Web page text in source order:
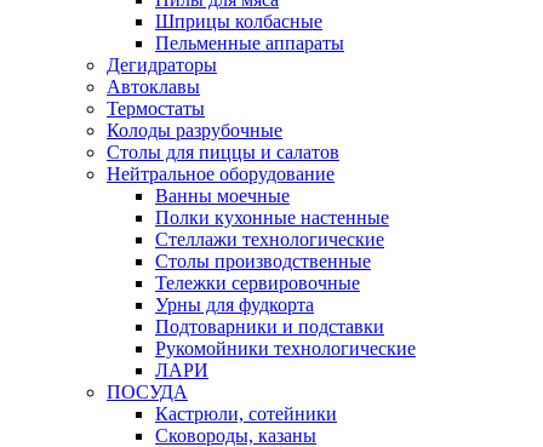
Шприцы колбасные
Пельменные аппараты
Дегидраторы
Автоклавы
Термостаты
Колоды разрубочные
Столы для пиццы и салатов
Нейтральное оборудование
Ванны моечные
Полки кухонные настенные
Стеллажи технологические
Столы производственные
Тележки сервировочные
Урны для фудкорта
Подтоварники и подставки
Рукомойники технологические
ЛАРИ
ПОСУДА
Кастрюли, сотейники
Сковороды, казаны